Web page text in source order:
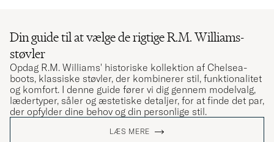
Din guide til at vælge de rigtige R.M. Williams-
støvler
Opdag R.M. Williams' historiske kollektion af Chelsea-
boots, klassiske støvler, der kombinerer stil, funktionalitet
og komfort. I denne guide fører vi dig gennem modelvalg,
lædertyper, såler og æstetiske detaljer, for at finde det par,
der opfylder dine behov og din personlige stil.
LÆS MERE